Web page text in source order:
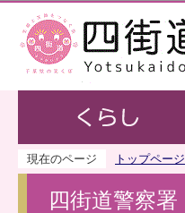
現在のページ トップページ
四街道警察署